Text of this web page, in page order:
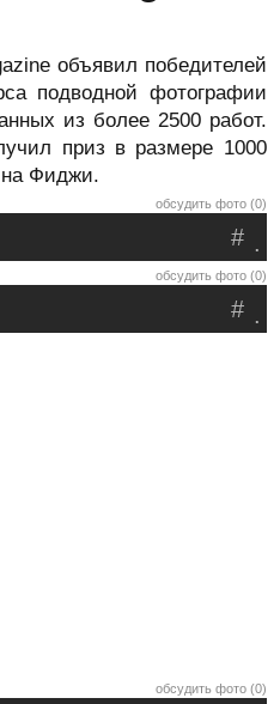
объявил победителей
подводной фотографии
из более 2500 работ.
приз в размере 1000
Фиджи.
обсудить фото (0)
.
#
обсудить фото (0)
.
#
обсудить фото (0)